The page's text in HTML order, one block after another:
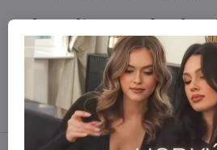
Máte zájem o více
Kontaktujte nás na mail, zboží pro Vás
info​@everlady​.eu